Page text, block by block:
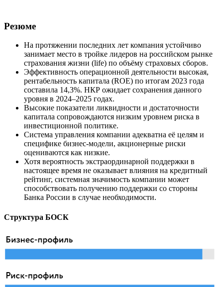
Резюме
На протяжении последних лет компания устойчиво
занимает место в тройке лидеров на российском рынке
страхования жизни (life) по объёму страховых сборов.
Эффективность операционной деятельности высокая,
рентабельность капитала (ROE) по итогам 2023 года
составила 14,3%. НКР ожидает сохранения данного
уровня в 2024–2025 годах.
Высокие показатели ликвидности и достаточности
капитала сопровождаются низким уровнем риска в
инвестиционной политике.
Система управления компании адекватна её целям и
специфике бизнес-модели, акционерные риски
оцениваются как низкие.
Хотя вероятность экстраординарной поддержки в
настоящее время не оказывает влияния на кредитный
рейтинг, системная значимость компании может
способствовать получению поддержки со стороны
Банка России в случае необходимости.
Структура БОСК